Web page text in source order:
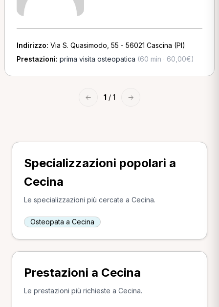
Indirizzo: Via S. Quasimodo, 55 - 56021 Cascina (PI)
Prestazioni: prima visita osteopatica (60 min · 60,00€)
← 1 / 1 →
Specializzazioni popolari a
Cecina
Le specializzazioni più cercate a Cecina.
Osteopata a Cecina
Prestazioni a Cecina
Le prestazioni più richieste a Cecina.